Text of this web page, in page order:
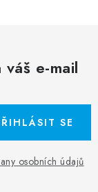
e-mail
osobních údajů
SE